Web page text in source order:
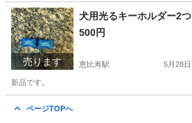
東京 渋谷区 恵比寿駅 食器
売ります
犬用光るキーホルダー2つ
500円
恵比寿駅 5月28日
新品です。
ページTOPへ